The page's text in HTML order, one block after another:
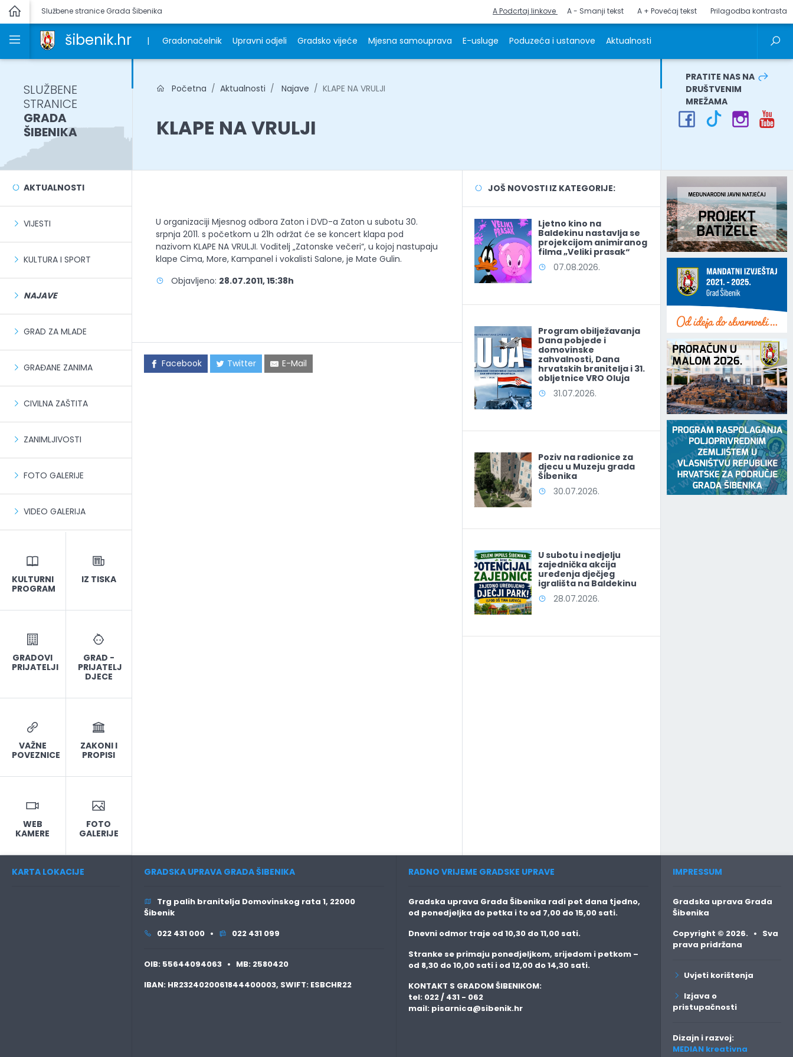
Službene stranice Grada Šibenika A Podcrtaj linkove A - Smanji tekst A + Povećaj tekst Prilagodba kontrasta
šibenik.hr | Gradonačelnik Upravni odjeli Gradsko vijeće Mjesna samouprava E-usluge Poduzeća i ustanove Aktualnosti
SLUŽBENE
STRANICE
GRADA
ŠIBENIKA
Početna Aktualnosti Najave KLAPE NA VRULJI
KLAPE NA VRULJI
PRATITE NAS NA
DRUŠTVENIM
MREŽAMA
AKTUALNOSTI
VIJESTI
KULTURA I SPORT
NAJAVE
GRAD ZA MLADE
GRAĐANE ZANIMA
CIVILNA ZAŠTITA
ZANIMLJIVOSTI
FOTO GALERIJE
VIDEO GALERIJA
KULTURNI
PROGRAM
IZ TISKA
GRADOVI
PRIJATELJI
GRAD -
PRIJATELJ
DJECE
VAŽNE
POVEZNICE
ZAKONI I
PROPISI
WEB
KAMERE
FOTO
GALERIJE
U organizaciji Mjesnog odbora Zaton i DVD-a Zaton u subotu 30.
srpnja 2011. s početkom u 21h održat će se koncert klapa pod
nazivom KLAPE NA VRULJI. Voditelj „Zatonske večeri“, u kojoj nastupaju
klape Cima, More, Kampanel i vokalisti Salone, je Mate Gulin.
Objavljeno: 28.07.2011, 15:38h
Facebook Twitter E-Mail
JOŠ NOVOSTI IZ KATEGORIJE:
Ljetno kino na
Baldekinu nastavlja se
projekcijom animiranog
filma „Veliki prasak“
07.08.2026.
Program obilježavanja
Dana pobjede i
domovinske
zahvalnosti, Dana
hrvatskih branitelja i 31.
obljetnice VRO Oluja
31.07.2026.
Poziv na radionice za
djecu u Muzeju grada
Šibenika
30.07.2026.
U subotu i nedjelju
zajednička akcija
uređenja dječjeg
igrališta na Baldekinu
28.07.2026.
KARTA LOKACIJE GRADSKA UPRAVA GRADA ŠIBENIKA
Trg palih branitelja Domovinskog rata 1, 22000
Šibenik
022 431 000 •
022 431 099
OIB: 55644094063 • MB: 2580420
IBAN: HR2324020061844400003, SWIFT: ESBCHR22
RADNO VRIJEME GRADSKE UPRAVE
Gradska uprava Grada Šibenika radi pet dana tjedno,
od ponedjeljka do petka i to od 7,00 do 15,00 sati.
Dnevni odmor traje od 10,30 do 11,00 sati.
Stranke se primaju ponedjeljkom, srijedom i petkom –
od 8,30 do 10,00 sati i od 12,00 do 14,30 sati.
KONTAKT S GRADOM ŠIBENIKOM:
tel: 022 / 431 - 062
mail: pisarnica@sibenik.hr
IMPRESSUM
Gradska uprava Grada
Šibenika
Copyright © 2026. • Sva
prava pridržana
Uvjeti korištenja
Izjava o
pristupačnosti
Dizajn i razvoj:
MEDIAN kreativna